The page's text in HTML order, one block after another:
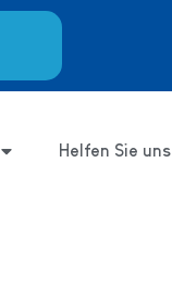
Helfen Sie uns